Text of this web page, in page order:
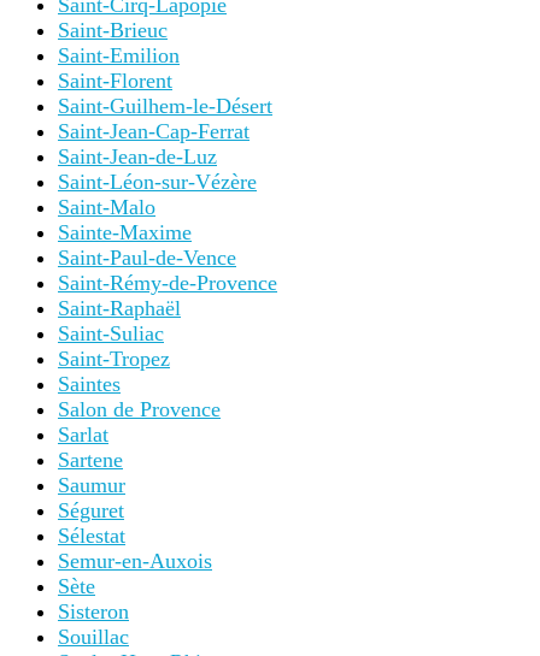
Saint-Cirq-Lapopie
Saint-Brieuc
Saint-Emilion
Saint-Florent
Saint-Guilhem-le-Désert
Saint-Jean-Cap-Ferrat
Saint-Jean-de-Luz
Saint-Léon-sur-Vézère
Saint-Malo
Sainte-Maxime
Saint-Paul-de-Vence
Saint-Rémy-de-Provence
Saint-Raphaël
Saint-Suliac
Saint-Tropez
Saintes
Salon de Provence
Sarlat
Sartene
Saumur
Séguret
Sélestat
Semur-en-Auxois
Sète
Sisteron
Souillac